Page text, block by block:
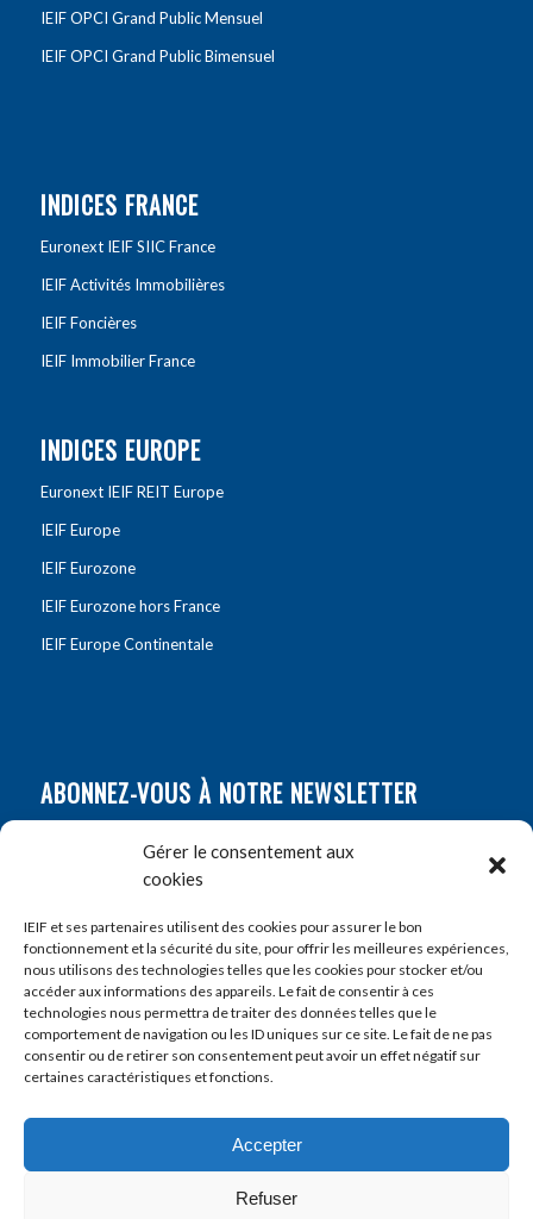
Gérer le consentement aux
cookies
IEIF et ses partenaires utilisent des cookies pour assurer le bon
fonctionnement et la sécurité du site, pour offrir les meilleures expériences,
nous utilisons des technologies telles que les cookies pour stocker et/ou
accéder aux informations des appareils. Le fait de consentir à ces
technologies nous permettra de traiter des données telles que le
comportement de navigation ou les ID uniques sur ce site. Le fait de ne pas
consentir ou de retirer son consentement peut avoir un effet négatif sur
certaines caractéristiques et fonctions.
Accepter
Refuser
IEIF OPCI Grand Public Mensuel
IEIF OPCI Grand Public Bimensuel
INDICES FRANCE
Euronext IEIF SIIC France
IEIF Activités Immobilières
IEIF Foncières
IEIF Immobilier France
INDICES EUROPE
Euronext IEIF REIT Europe
IEIF Europe
IEIF Eurozone
IEIF Eurozone hors France
IEIF Europe Continentale
ABONNEZ-VOUS À NOTRE NEWSLETTER
Prénom*
E-mail*